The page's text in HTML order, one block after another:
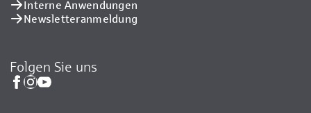
Interne Anwendungen
Newsletteranmeldung
Folgen Sie uns